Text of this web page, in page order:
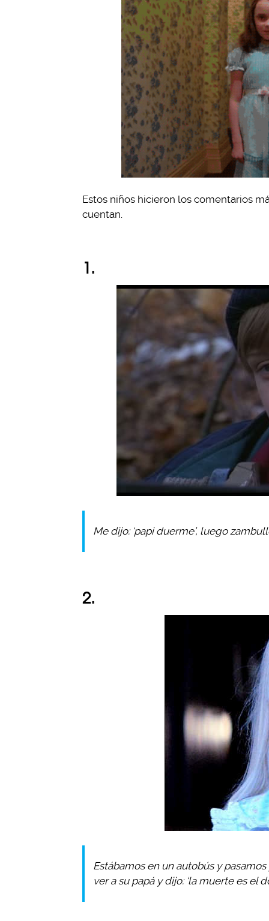
Estos niños hicieron los comentarios
cuentan.
1.
Me dijo: ‘papi duerme’, luego
2.
Estábamos en un autobús y
ver a su papá y dijo: ‘la muerte es el